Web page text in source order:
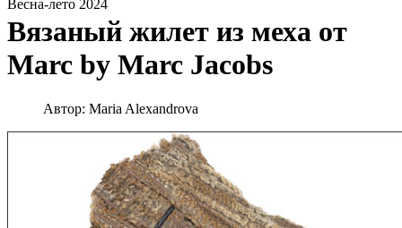
Весна-лето 2024
Вязаный жилет из меха от
Marc by Marc Jacobs
Автор: Maria Alexandrova